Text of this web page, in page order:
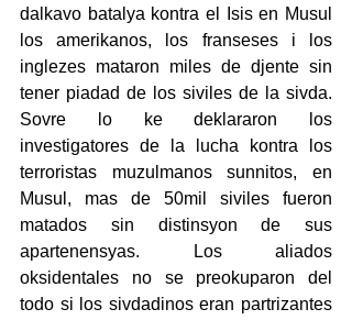
dalkavo batalya kontra el Isis en Musul
los amerikanos, los franseses i los
inglezes mataron miles de djente sin
tener piadad de los siviles de la sivda.
Sovre lo ke deklararon los
investigatores de la lucha kontra los
terroristas muzulmanos sunnitos, en
Musul, mas de 50mil siviles fueron
matados sin distinsyon de sus
apartenensyas. Los aliados
oksidentales no se preokuparon del
todo si los sivdadinos eran partrizantes